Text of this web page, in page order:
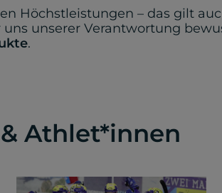
Höchstleistungen – das gilt
unserer Verantwortung
.
Athlet*innen